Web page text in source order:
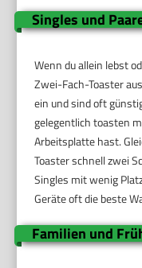
Singles und
Wenn du allein lebst
Zwei-Fach-Toaster
ein und sind oft
gelegentlich toasten
Arbeitsplatte hast.
Toaster schnell zwei
Singles mit wenig
Geräte oft die beste
Familien und